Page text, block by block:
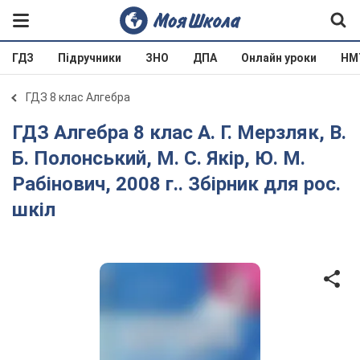
ГДЗ Підручники ЗНО ДПА Онлайн уроки
ГДЗ 8 клас Алгебра
ГДЗ Алгебра 8 клас А. Г. Мерзляк, В.
Б. Полонський, М. С. Якір, Ю. М.
Рабінович, 2008 г.. Збірник для рос.
шкіл